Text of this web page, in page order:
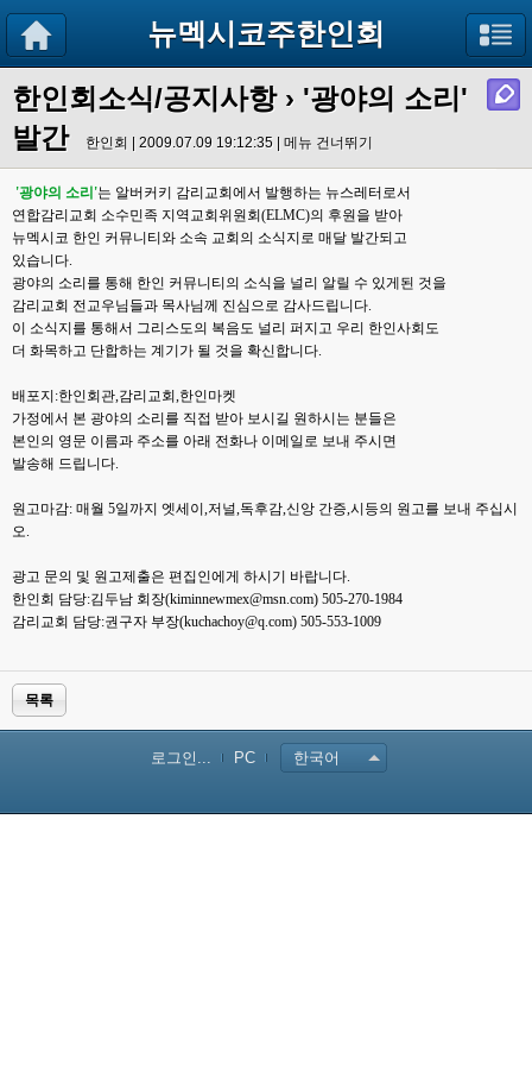
뉴멕시코주한인회
한인회소식/공지사항› '광야의 소리'
발간
한인회 | 2009.07.09 19:12:35 | 메뉴 건너뛰기
'광야의 소리'는 알버커키 감리교회에서 발행하는 뉴스레터로서
연합감리교회 소수민족 지역교회위원회(ELMC)의 후원을 받아
뉴멕시코 한인 커뮤니티와 소속 교회의 소식지로 매달 발간되고
있습니다.
광야의 소리를 통해 한인 커뮤니티의 소식을 널리 알릴 수 있게된 것을
감리교회 전교우님들과 목사님께 진심으로 감사드립니다.
이 소식지를 통해서 그리스도의 복음도 널리 퍼지고 우리 한인사회도
더 화목하고 단합하는 계기가 될 것을 확신합니다.
배포지:한인회관,감리교회,한인마켓
가정에서 본 광야의 소리를 직접 받아 보시길 원하시는 분들은
본인의 영문 이름과 주소를 아래 전화나 이메일로 보내 주시면
발송해 드립니다.
원고마감: 매월 5일까지 엣세이,저널,독후감,신앙 간증,시등의 원고를 보내 주십시
오.
광고 문의 및 원고제출은 편집인에게 하시기 바랍니다.
한인회 담당:김두남 회장(kiminnewmex@msn.com) 505-270-1984
감리교회 담당:권구자 부장(kuchachoy@q.com) 505-553-1009
목록
로그인... PC 한국어